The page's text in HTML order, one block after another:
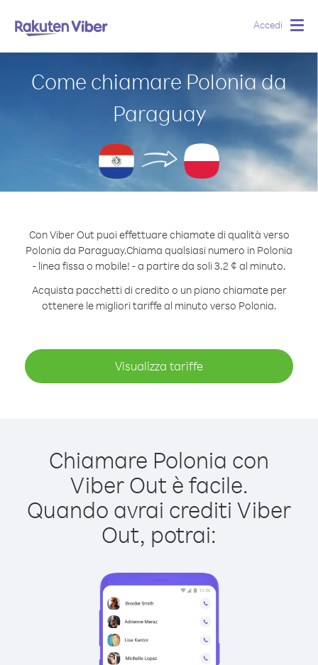
Accedi
Come chiamare Polonia da
Paraguay
Con Viber Out puoi effettuare chiamate di qualità verso
Polonia da Paraguay.Chiama qualsiasi numero in Polonia
- linea fissa o mobile! - a partire da soli 3.2 ¢ al minuto.
Acquista pacchetti di credito o un piano chiamate per
ottenere le migliori tariffe al minuto verso Polonia.
Visualizza tariffe
Chiamare Polonia con
Viber Out è facile.
Quando avrai crediti Viber
Out, potrai: